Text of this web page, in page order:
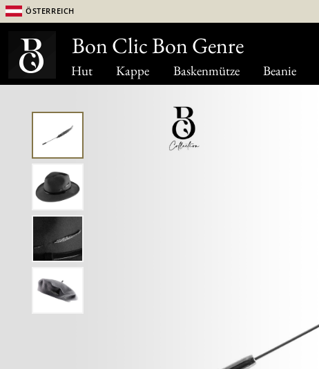
Hut Kappe Baskenmütze Beanie
Österreich
Bon Clic Bon Genre